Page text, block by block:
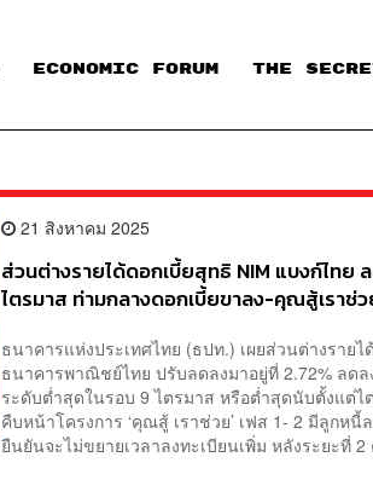
ECONOMIC FORUM THE
21 สิงหาคม 2025
ส่วนต่างรายได้ดอกเบี้ยสุทธิ NIM แบงก์ไทย
ไตรมาส ท่ามกลางดอกเบี้ยขาลง-คุณสู้เราช่
ธนาคารแห่งประเทศไทย (ธปท.) เผยส่วนต่างราย
ธนาคารพาณิชย์ไทย ปรับลดลงมาอยู่ที่ 2.72% ลด
ระดับต่ำสุดในรอบ 9 ไตรมาส หรือต่ำสุดนับตั้งแต่ไ
คืบหน้าโครงการ ‘คุณสู้ เราช่วย’ เฟส 1- 2 มีลูกหนี้
ยืนยันจะไม่ขยายเวลาลงทะเบียนเพิ่ม หลังระยะที่